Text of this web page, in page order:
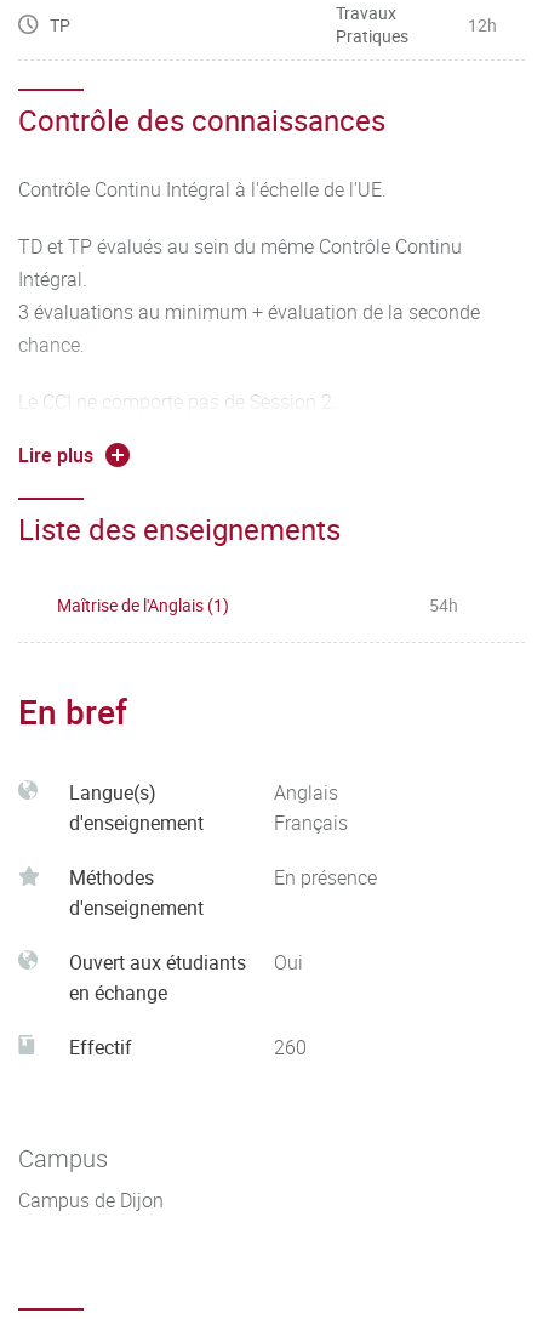
TP
Travaux
Pratiques
12h
Contrôle des connaissances
Contrôle Continu Intégral à l'échelle de l'UE.
TD et TP évalués au sein du même Contrôle Continu
Intégral.
3 évaluations au minimum + évaluation de la seconde
chance.
Le CCI ne comporte pas de Session 2.
Deux TD constituent principalement l'UE1. La moyenne de
l'UE1 est calculée à partir de la moyenne de chaque TD.
Une modulation de la moyenne est effectuée pour tenir
Lire plus
Liste des enseignements
Maîtrise de l'Anglais (1) 54h
En bref
Langue(s)
d'enseignement
Anglais
Français
Méthodes
d'enseignement
En présence
Ouvert aux étudiants
en échange
Oui
Effectif 260
Campus
Campus de Dijon